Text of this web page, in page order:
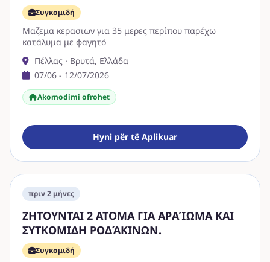
Συγκομιδή
Μαζεμα κερασιων για 35 μερες περίπου παρέχω
κατάλυμα με φαγητό
Πέλλας · Βρυτά, Ελλάδα
07/06 - 12/07/2026
Akomodimi ofrohet
Hyni për të Aplikuar
πριν 2 μήνες
ΖΗΤΟΥΝΤΑΙ 2 ΑΤΟΜΑ ΓΙΑ ΑΡΑΊΩΜΑ ΚΑΙ
ΣΥΤΚΟΜΙΔΗ ΡΟΔΆΚΙΝΩΝ.
Συγκομιδή